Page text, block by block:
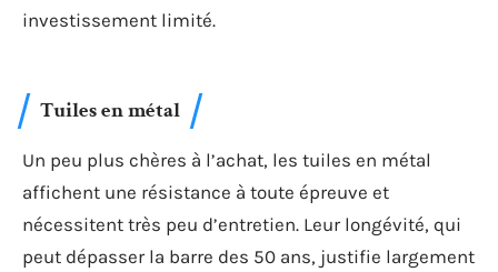
investissement limité.
Tuiles en métal
Un peu plus chères à l’achat, les tuiles en métal
affichent une résistance à toute épreuve et
nécessitent très peu d’entretien. Leur longévité, qui
peut dépasser la barre des 50 ans, justifie largement